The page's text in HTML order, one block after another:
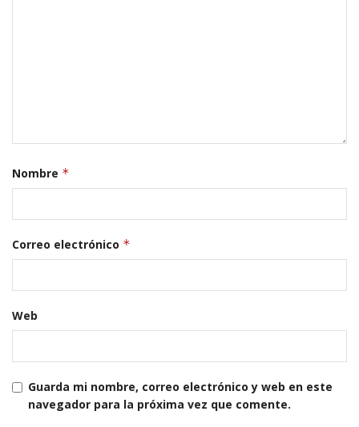
Nombre *
Correo electrónico *
Web
Guarda mi nombre, correo electrónico y web en este
navegador para la próxima vez que comente.